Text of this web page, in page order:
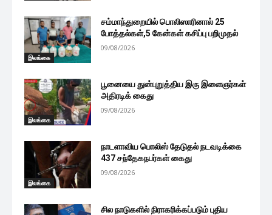
இலங்கை
சம்மாந்துறையில் பொலிஸாரினால் 25
போத்தல்கள்,5 கேன்கள் கசிப்பு பறிமுதல்
09/08/2026
இலங்கை
பூனையை துன்புறுத்திய இரு இளைஞர்கள்
அதிரடிக் கைது
09/08/2026
இலங்கை
நாடளாவிய பொலிஸ் தேடுதல் நடவடிக்கை
437 சந்தேகநபர்கள் கைது
09/08/2026
சில நாடுகளில் நிராகரிக்கப்படும் புதிய